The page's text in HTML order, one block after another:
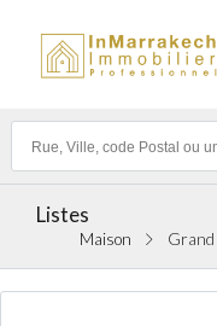
Listes
Maison Grand